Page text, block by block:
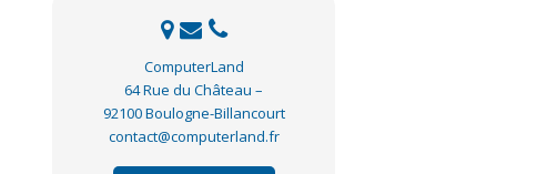
ComputerLand
64 Rue du Château –
92100 Boulogne-Billancourt
contact@computerland.fr